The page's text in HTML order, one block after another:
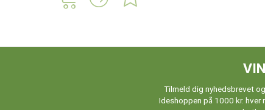
Tilmeld dig nyhedsbrevet
Ideshoppen på 1000 kr. hver